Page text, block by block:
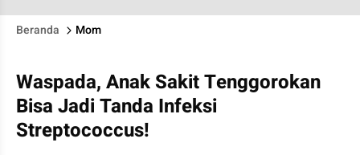
Beranda Mom
Waspada, Anak Sakit Tenggorokan
Bisa Jadi Tanda Infeksi
Streptococcus!